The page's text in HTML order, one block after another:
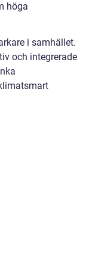
höga
i samhället.
och integrerade